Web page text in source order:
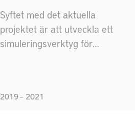
Syftet med det aktuella
projektet är att utveckla ett
simuleringsverktyg för
prestanda och därigenom
2019 – 2021